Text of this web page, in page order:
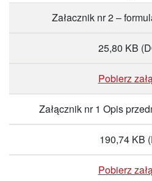
Załacznik nr 2 –
25,80 KB
Pobierz
Załącznik nr 1 Opis
190,74 KB
Pobierz